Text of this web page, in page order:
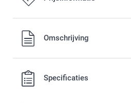
Alle prijzen zijn in EURO (€)
verzendkosten.Omschrijving
Specificaties